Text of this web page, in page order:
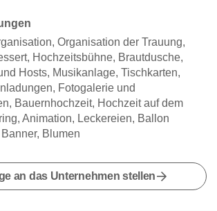
Organisation der Trauung,
Hochzeitsbühne, Brautdusche,
Hosts, Musikanlage, Tischkarten,
Fotogalerie und
Bauernhochzeit, Hochzeit auf dem
Animation, Leckereien, Ballon
Blumen
an das Unternehmen stellen